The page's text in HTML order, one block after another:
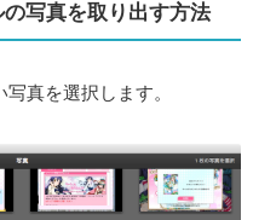
写真を取り出す方法
真を選択します。